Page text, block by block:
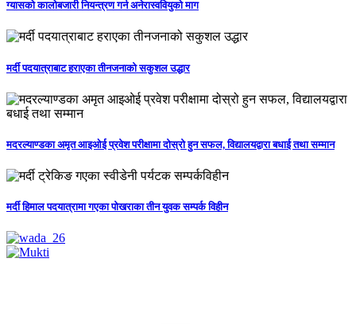
ग्यासको कालोबजारी नियन्त्रण गर्न अनेरास्ववियुको माग
मर्दी पदयात्राबाट हराएका तीनजनाको सकुशल उद्धार
मदरल्याण्डका अमृत आइओई प्रवेश परीक्षामा दोस्रो हुन सफल, विद्यालयद्वारा बधाई तथा सम्मान
मर्दी हिमाल पदयात्रामा गएका पोखराका तीन युवक सम्पर्क विहीन